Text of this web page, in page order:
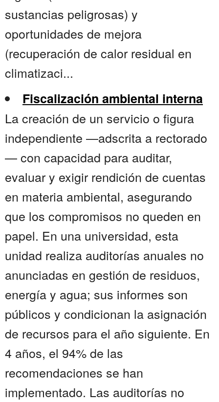
sustancias peligrosas) y
oportunidades de mejora
(recuperación de calor residual en
climatizaci...
Fiscalización ambiental interna
La creación de un servicio o figura
independiente —adscrita a rectorado
— con capacidad para auditar,
evaluar y exigir rendición de cuentas
en materia ambiental, asegurando
que los compromisos no queden en
papel. En una universidad, esta
unidad realiza auditorías anuales no
anunciadas en gestión de residuos,
energía y agua; sus informes son
públicos y condicionan la asignación
de recursos para el año siguiente. En
4 años, el 94% de las
recomendaciones se han
implementado. Las auditorías no